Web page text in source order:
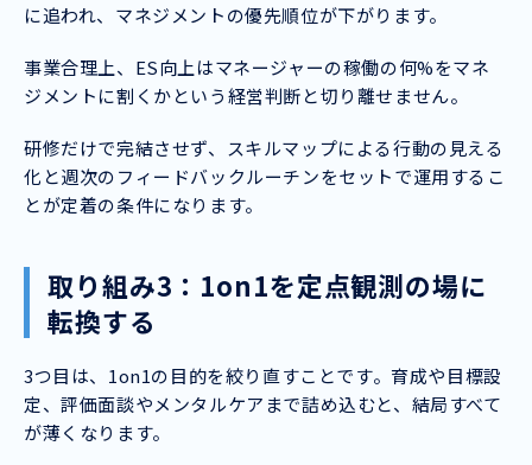
に追われ、マネジメントの優先順位が下がります。
事業合理上、ES向上はマネージャーの稼働の何%をマネ
ジメントに割くかという経営判断と切り離せません。
研修だけで完結させず、スキルマップによる行動の見える
化と週次のフィードバックルーチンをセットで運用するこ
とが定着の条件になります。
取り組み3：1on1を定点観測の場に
転換する
3つ目は、1on1の目的を絞り直すことです。育成や目標設
定、評価面談やメンタルケアまで詰め込むと、結局すべて
が薄くなります。